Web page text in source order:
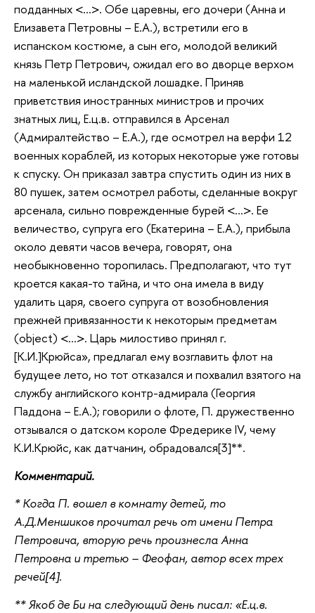
подданных <…>. Обе царевны, его дочери (Анна и
Елизавета Петровны – Е.А.), встретили его в
испанском костюме, а сын его, молодой великий
князь Петр Петрович, ожидал его во дворце верхом
на маленькой исландской лошадке. Приняв
приветствия иностранных министров и прочих
знатных лиц, Е.ц.в. отправился в Арсенал
(Адмиралтейство – Е.А.), где осмотрел на верфи 12
военных кораблей, из которых некоторые уже готовы
к спуску. Он приказал завтра спустить один из них в
80 пушек, затем осмотрел работы, сделанные вокруг
арсенала, сильно поврежденные бурей <…>. Ее
величество, супруга его (Екатерина – Е.А.), прибыла
около девяти часов вечера, говорят, она
необыкновенно торопилась. Предполагают, что тут
кроется какая-то тайна, и что она имела в виду
удалить царя, своего супруга от возобновления
прежней привязанности к некоторым предметам
(object) <…>. Царь милостиво принял г.
[К.И.]Крюйса», предлагал ему возглавить флот на
будущее лето, но тот отказался и похвалил взятого на
службу английского контр-адмирала (Георгия
Паддона – Е.А.); говорили о флоте, П. дружественно
отзывался о датском короле Фредерике IV, чему
К.И.Крюйс, как датчанин, обрадовался[3]**.
Комментарий.
* Когда П. вошел в комнату детей, то
А.Д.Меншиков прочитал речь от имени Петра
Петровича, вторую речь произнесла Анна
Петровна и третью – Феофан, автор всех трех
речей[4].
** Якоб де Би на следующий день писал: «Е.ц.в.